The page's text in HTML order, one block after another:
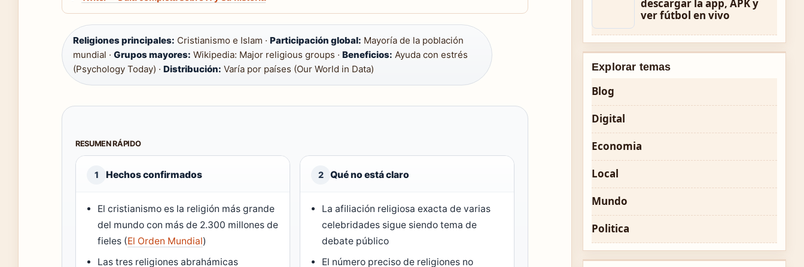
Religiones principales: Cristianismo e Islam · Participación global: Mayoría de la población
mundial · Grupos mayores: Wikipedia: Major religious groups · Beneficios: Ayuda con estrés
(Psychology Today) · Distribución: Varía por países (Our World in Data)
RESUMEN RÁPIDO
1 Hechos confirmados
El cristianismo es la religión más grande
del mundo con más de 2.300 millones de
fieles (El Orden Mundial)
Las tres religiones abrahámicas
2 Qué no está claro
La afiliación religiosa exacta de varias
celebridades sigue siendo tema de
debate público
El número preciso de religiones no
descargar la app, APK y
ver fútbol en vivo
Explorar temas
Blog
Digital
Economia
Local
Mundo
Politica